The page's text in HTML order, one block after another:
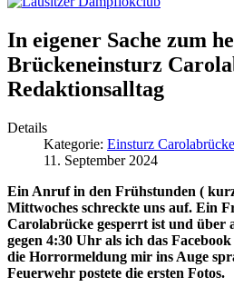
In eigener Sache zum
Brückeneinsturz
Redaktionsalltag
Details
Kategorie: Einsturz Carolabrücke
11. September 2024
Ein Anruf in den Frühstunden (
Mittwoches schreckte uns auf. Ein
Carolabrücke gesperrt ist und über
gegen 4:30 Uhr als ich das
die Horrormeldung mir ins Auge
Feuerwehr postete die ersten Fotos.